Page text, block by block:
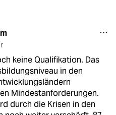
keine Qualifikation. Das
in den
Mindestanforderungen.
durch die Krisen in den